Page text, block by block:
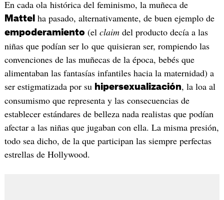
En cada ola histórica del feminismo, la muñeca de
Mattel ha pasado, alternativamente, de buen ejemplo de
empoderamiento (el claim del producto decía a las
niñas que podían ser lo que quisieran ser, rompiendo las
convenciones de las muñecas de la época, bebés que
alimentaban las fantasías infantiles hacia la maternidad) a
ser estigmatizada por su hipersexualización, la loa al
consumismo que representa y las consecuencias de
establecer estándares de belleza nada realistas que podían
afectar a las niñas que jugaban con ella. La misma presión,
todo sea dicho, de la que participan las siempre perfectas
estrellas de Hollywood.